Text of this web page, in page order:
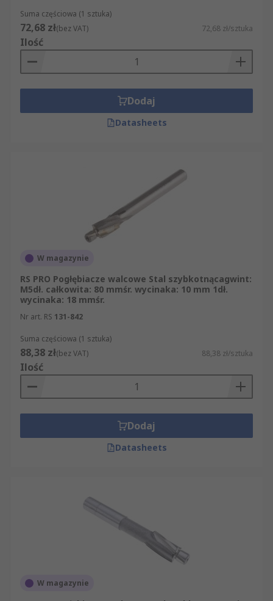
Suma częściowa (1 sztuka)
72,68 zł(bez VAT) 72,68 zł/sztuka
Ilość
Dodaj
Datasheets
W magazynie
RS PRO Pogłębiacze walcowe Stal szybkotnącagwint:
M5dł. całkowita: 80 mmśr. wycinaka: 10 mm 1dł.
wycinaka: 18 mmśr.
Nr art. RS 131-842
Suma częściowa (1 sztuka)
88,38 zł(bez VAT) 88,38 zł/sztuka
Ilość
Dodaj
Datasheets
W magazynie